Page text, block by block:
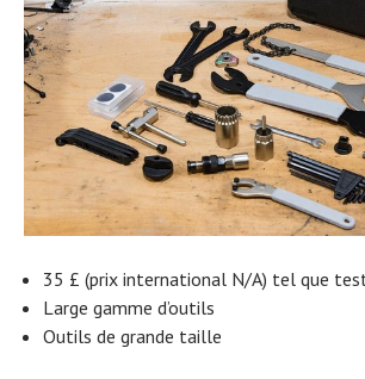
35 £ (prix international N/A) tel que
Large gamme d’outils
Outils de grande taille